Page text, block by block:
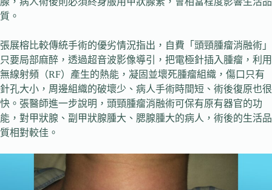
質。
張展榕比較傳統手術的優劣情況指出，自費「頭頸腫瘤消融術」
只要局部麻醉，透過超音波影像導引，把電極針插入腫瘤，利用
無線射頻（RF）產生的熱能，凝固並壞死腫瘤組織，傷口只有
針孔大小，周邊組織的破壞少、病人手術時間短、術後復原也很
快。張醫師進一步說明，頭頸腫瘤消融術可保有原有器官的功
能，對甲狀腺、副甲狀腺腫大、腮腺腫大的病人，術後的生活品
質相對較佳。